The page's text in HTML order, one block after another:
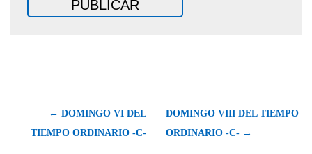
← DOMINGO VI DEL
TIEMPO ORDINARIO -C-
DOMINGO VIII DEL TIEMPO
ORDINARIO -C- →